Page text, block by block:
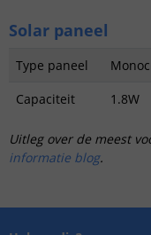
Solar paneel
Type paneel
Capaciteit
1.8W
Uitleg over de meest
informatie blog.